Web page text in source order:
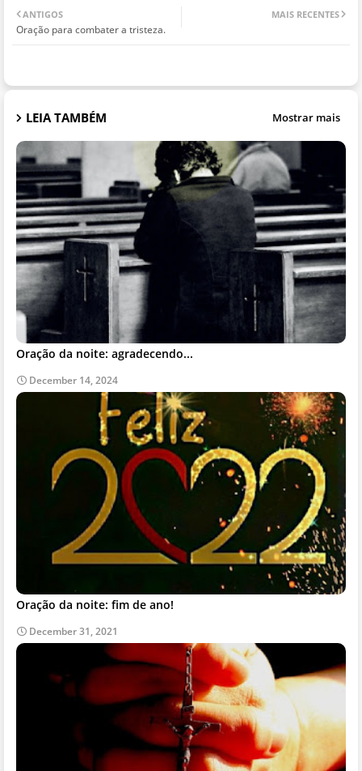
MAIS RECENTES
ANTIGOS
Oração para combater a tristeza.
LEIA TAMBÉM Mostrar mais
Oração da noite: agradecendo...
December 14, 2024
Oração da noite: fim de ano!
December 31, 2021